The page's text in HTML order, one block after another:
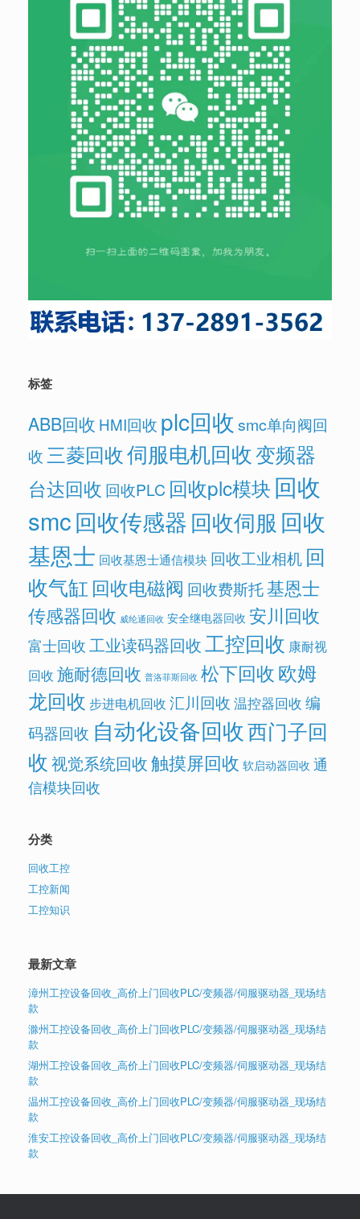
标签
ABB回收 HMI回收 plc回收 smc单向阀回
收三菱回收伺服电机回收变频器
台达回收 回收PLC 回收plc模块 回收
smc回收传感器回收伺服 回收
基恩士 回收基恩士通信模块 回收工业相机 回
收气缸 回收电磁阀 回收费斯托基恩士
传感器回收 威纶通回收 安全继电器回收 安川回收
富士回收工业读码器回收工控回收 康耐视
回收 施耐德回收 普洛菲斯回收 松下回收欧姆
龙回收 步进电机回收 汇川回收 温控器回收 编
码器回收 自动化设备回收西门子回
收视觉系统回收触摸屏回收 软启动器回收 通
信模块回收
分类
回收工控
工控新闻
工控知识
最新文章
漳州工控设备回收_高价上门回收PLC/变频器/伺服驱动器_现场结
款
滁州工控设备回收_高价上门回收PLC/变频器/伺服驱动器_现场结
款
湖州工控设备回收_高价上门回收PLC/变频器/伺服驱动器_现场结
款
温州工控设备回收_高价上门回收PLC/变频器/伺服驱动器_现场结
款
淮安工控设备回收_高价上门回收PLC/变频器/伺服驱动器_现场结
款